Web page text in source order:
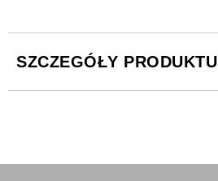
SZCZEGÓŁY PRODUKTU